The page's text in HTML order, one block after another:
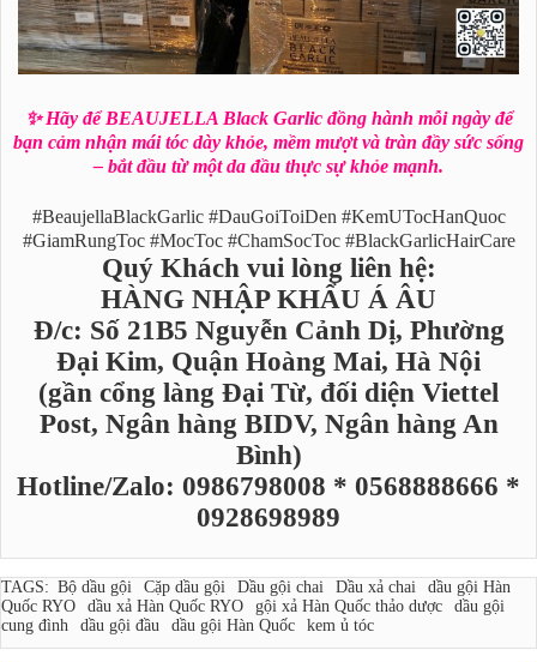
✨ Hãy để BEAUJELLA Black Garlic đồng hành mỗi ngày để
bạn cảm nhận mái tóc dày khỏe, mềm mượt và tràn đầy sức sống
– bắt đầu từ một da đầu thực sự khỏe mạnh.
#BeaujellaBlackGarlic #DauGoiToiDen #KemUTocHanQuoc
#GiamRungToc #MocToc #ChamSocToc #BlackGarlicHairCare
Quý Khách vui lòng liên hệ:
HÀNG NHẬP KHẨU Á ÂU
Đ/c: Số 21B5 Nguyễn Cảnh Dị, Phường
Đại Kim, Quận Hoàng Mai, Hà Nội
(gần cổng làng Đại Từ, đối diện Viettel
Post, Ngân hàng BIDV, Ngân hàng An
Bình)
Hotline/Zalo: 0986798008 * 0568888666 *
0928698989
TAGS: Bộ dầu gội Cặp dầu gội Dầu gội chai Dầu xả chai
dầu gội Hàn
Quốc RYO
dầu xả Hàn Quốc RYO gội xả Hàn Quốc thảo dược
dầu gội
cung đình
dầu gội đầu dầu gội Hàn Quốc kem ủ tóc